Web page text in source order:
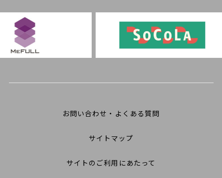
お問い合わせ・よくある質問
サイトマップ
サイトのご利用にあたって